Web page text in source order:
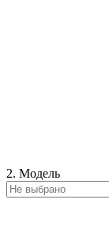
2. Модель